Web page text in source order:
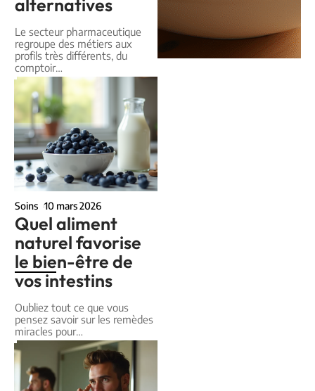
alternatives
Le secteur pharmaceutique
regroupe des métiers aux
profils très différents, du
comptoir…
Soins 10 mars 2026
Quel aliment
naturel favorise
le bien-être de
vos intestins
Oubliez tout ce que vous
pensez savoir sur les remèdes
miracles pour…